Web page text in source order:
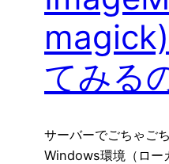
てみる
サーバーでごちゃご
Windows環境（ロー